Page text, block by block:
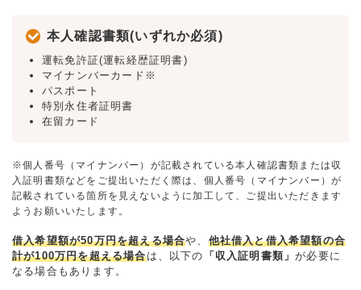
本人確認書類(いずれか必須)
運転免許証(運転経歴証明書)
マイナンバーカード※
パスポート
特別永住者証明書
在留カード
※個人番号（マイナンバー）が記載されている本人確認書類または収
入証明書類などをご提出いただく際は、個人番号（マイナンバー）が
記載されている箇所を見えないように加工して、ご提出いただきます
ようお願いいたします。
借入希望額が50万円を超える場合や、 他社借入と借入希望額の合
計が100万円を超える場合は、以下の 「収入証明書類」が必要に
なる場合もあります。